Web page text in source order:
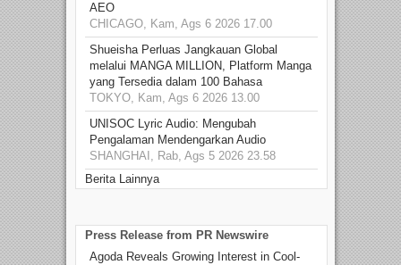
AEO
CHICAGO, Kam, Ags 6 2026 17.00
Shueisha Perluas Jangkauan Global
melalui MANGA MILLION, Platform Manga
yang Tersedia dalam 100 Bahasa
TOKYO, Kam, Ags 6 2026 13.00
UNISOC Lyric Audio: Mengubah
Pengalaman Mendengarkan Audio
SHANGHAI, Rab, Ags 5 2026 23.58
Berita Lainnya
Press Release from PR Newswire
Agoda Reveals Growing Interest in Cool-